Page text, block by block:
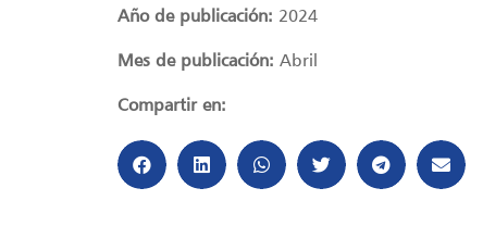
Año de publicación: 2024
Mes de publicación: Abril
Compartir en: